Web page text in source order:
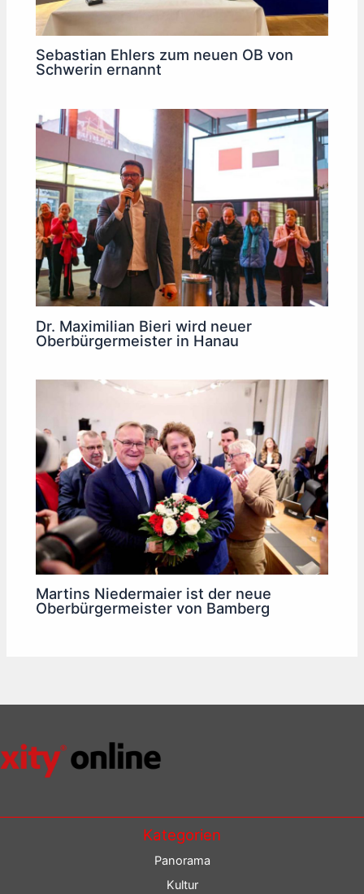
Sebastian Ehlers zum neuen OB von
Schwerin ernannt
Dr. Maximilian Bieri wird neuer
Oberbürgermeister in Hanau
Martins Niedermaier ist der neue
Oberbürgermeister von Bamberg
Kategorien
Panorama
Kultur